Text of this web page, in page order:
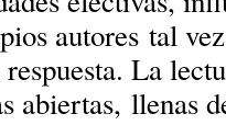
autores tal
La
abiertas, llenas